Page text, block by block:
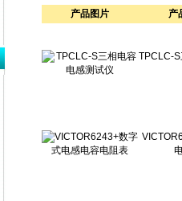
产品图片 产
TPCLC-